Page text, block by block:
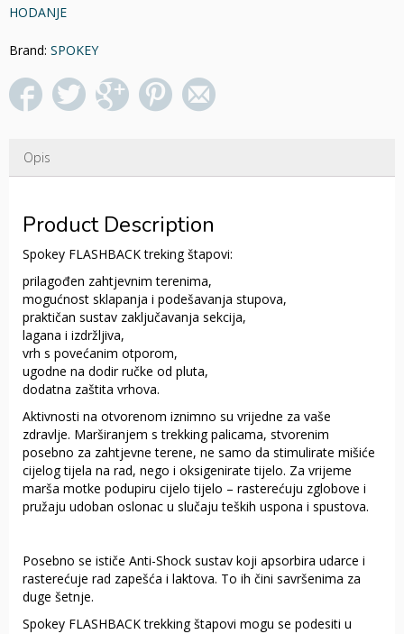
HODANJE
Brand: SPOKEY
Opis
Product Description
Spokey FLASHBACK treking štapovi:
prilagođen zahtjevnim terenima,
mogućnost sklapanja i podešavanja stupova,
praktičan sustav zaključavanja sekcija,
lagana i izdržljiva,
vrh s povećanim otporom,
ugodne na dodir ručke od pluta,
dodatna zaštita vrhova.
Aktivnosti na otvorenom iznimno su vrijedne za vaše
zdravlje. Marširanjem s trekking palicama, stvorenim
posebno za zahtjevne terene, ne samo da stimulirate mišiće
cijelog tijela na rad, nego i oksigenirate tijelo. Za vrijeme
marša motke podupiru cijelo tijelo – rasterećuju zglobove i
pružaju udoban oslonac u slučaju teških uspona i spustova.
Posebno se ističe Anti-Shock sustav koji apsorbira udarce i
rasterećuje rad zapešća i laktova. To ih čini savršenima za
duge šetnje.
Spokey FLASHBACK trekking štapovi mogu se podesiti u